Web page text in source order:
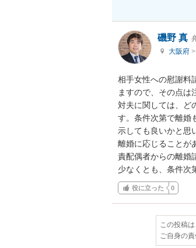
磯野 真
大阪府 >
相手女性への慰謝料
ますので、その点は
対夫に関しては、ど
す。条件次第で離婚
示しても良いかと思
離婚に応じることが
責配偶者からの離婚
少なくとも、条件次
役に立った 0
この投稿
ご自身の